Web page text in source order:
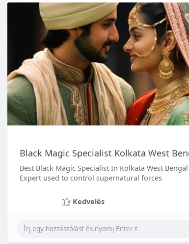
Black Magic Specialist Kolkata West
Best Black Magic Specialist In Kolkata West
Expert used to control supernatural forces
Kedvelés